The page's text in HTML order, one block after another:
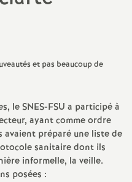
t
o
n
le SNES-FSU a participé à
ayant comme ordre
avaient préparé une liste de
sanitaire dont ils
informelle, la veille.
posées :